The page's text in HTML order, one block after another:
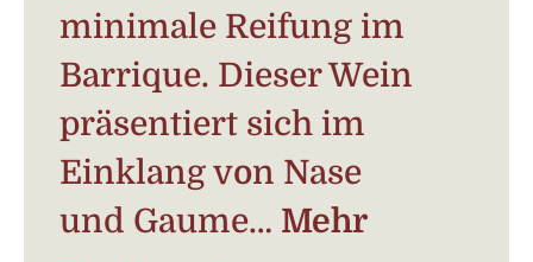
minimale Reifung im
Barrique. Dieser Wein
präsentiert sich im
Einklang von Nase
und Gaume… Mehr